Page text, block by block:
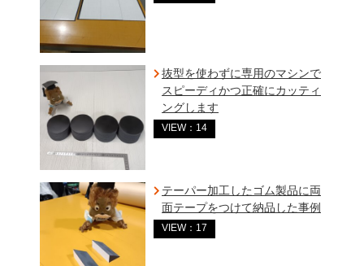
抜型を使わずに専用のマシンで
スピーディかつ正確にカッティ
ングします
VIEW：14
テーパー加工したゴム製品に両
面テープをつけて納品した事例
VIEW：17